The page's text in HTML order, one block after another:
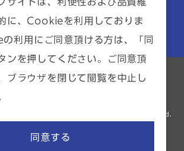
リシー一覧 サイトマップ
業者 | 関東財務局長（金商）第2941号
RESEARCH INSTITUTE INC. All Rights Reserved.
に、Cookieを利用しておりま
利用にご同意頂ける方は、「同
ンを押してください。ご同意頂
ブラウザを閉じて閲覧を中止し
同意する